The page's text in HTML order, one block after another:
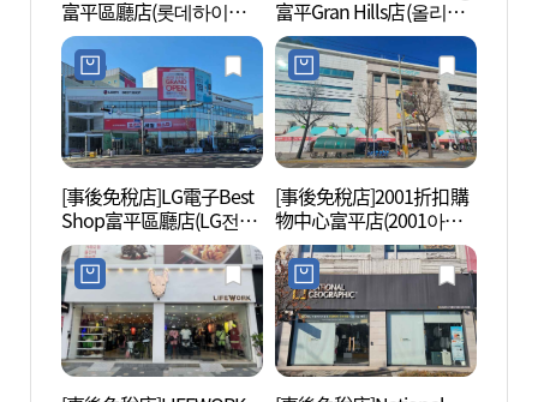
富平區廳店(롯데하이마
트 부평구청점)
富平Gran Hills店(올리브
영 부평그랑힐스점)
[事後免稅店]LG電子Best
Shop富平區廳店(LG전자
베스트샵 부평구청점)
[事後免稅店]2001折扣購
物中心富平店(2001아울
렛 부평점)